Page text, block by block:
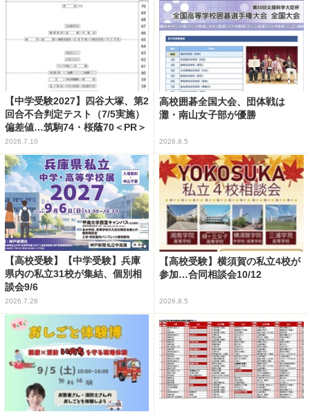
【中学受験2027】四谷大塚、第2
回合不合判定テスト（7/5実施）
偏差値…筑駒74・桜蔭70＜PR＞
2026.7.10
高校囲碁全国大会、団体戦は
灘・南山女子部が優勝
2026.8.5
【高校受験】【中学受験】兵庫
県内の私立31校が集結、個別相
談会9/6
2026.7.28
【高校受験】横須賀の私立4校が
参加…合同相談会10/12
2026.8.5